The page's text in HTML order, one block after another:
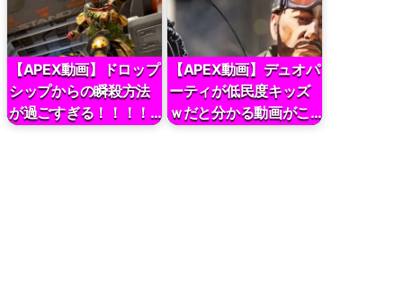
【APEX動画】ドロップ
シップからの瞬殺方法
が過ごすぎる！！！！…
【APEX動画】デュオパ
ーティが低民度キッズ
ｗだと分かる動画がこ…